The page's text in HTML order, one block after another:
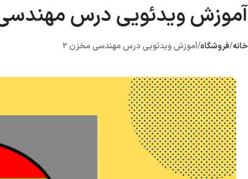
آموزش ویدئویی درس
خانه فروشگاه آموزش ویدئویی درس مهندسی مخزن ۲